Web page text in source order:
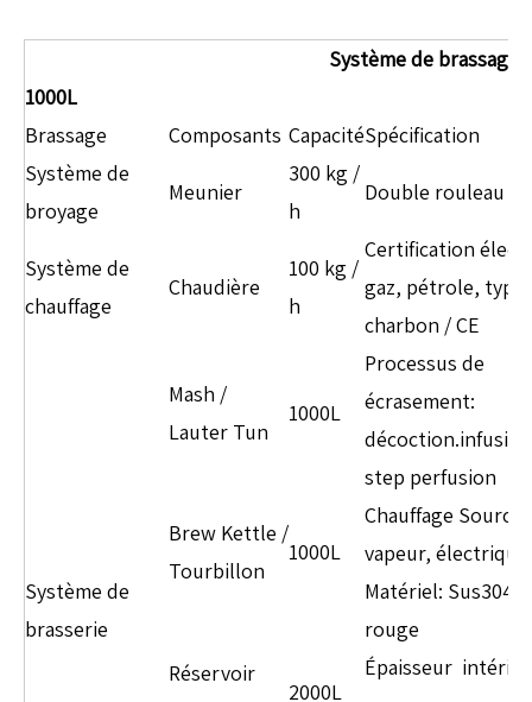
Système de brassage
1000L
Brassage
Composants CapacitéSpécification
Système de
broyage
Meunier
300 kg /
h
Double rouleau
Système de
chauffage
Chaudière
100 kg /
h
Certification
gaz, pétrole, type
charbon / CE
Système de
brasserie
Mash /
Lauter Tun
1000L
Processus de
écrasement:
step perfusion
Chauffage Source:
vapeur,
Matériel: Sus304 /
rouge
Épaisseur
Brew Kettle /
Tourbillon
1000L
Réservoir
2000L